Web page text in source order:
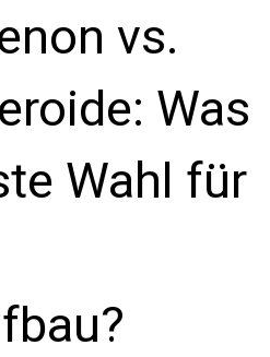
vs.
Was
Wahl für